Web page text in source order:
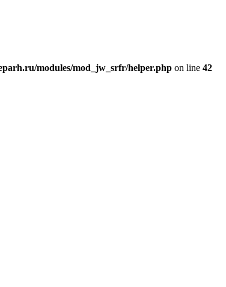
modules/mod_jw_srfr/helper.php on line 42